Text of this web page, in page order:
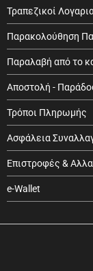
Τραπεζικοί
Παρακολούθηση
Παραλαβή από το
Αποστολή -
Τρόποι Πληρωμής
Ασφάλεια
Επιστροφές &
e-Wallet